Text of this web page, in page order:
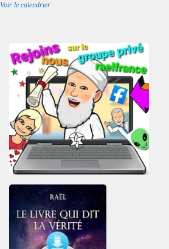
Voir le calendrier